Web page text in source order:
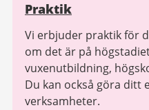
Praktik
Vi erbjuder praktik för
om det är på
vuxenutbildning,
Du kan också göra ditt
verksamheter.